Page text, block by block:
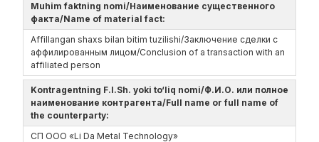
Muhim faktning nomi/Наименование существенного
факта/Name of material fact:
Affillangan shaxs bilan bitim tuzilishi/Заключение сделки с
аффилированным лицом/Conclusion of a transaction with an
affiliated person
Kontragentning F.I.Sh. yoki to‘liq nomi/Ф.И.О. или полное
наименование контрагента/Full name or full name of
the counterparty:
СП ООО «Li Da Metal Technology»